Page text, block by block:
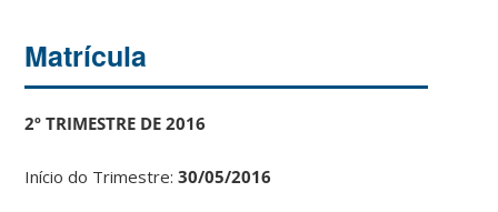
Matrícula
2º TRIMESTRE DE 2016
Início do Trimestre:30/05/2016